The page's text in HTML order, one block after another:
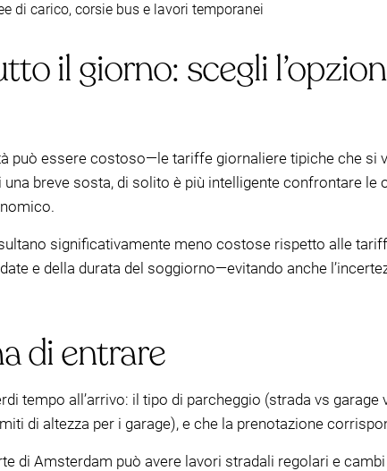
di carico, corsie bus e lavori temporanei
il giorno: scegli
può essere costoso—le tariffe giornaliere tipiche che si
una breve sosta, di solito è più intelligente confrontare le
significativamente meno costose rispetto alle
e della durata del soggiorno—evitando anche
di entrare
tempo all’arrivo: il tipo di parcheggio (strada vs garage
di altezza per i garage), e che la prenotazione
di Amsterdam può avere lavori stradali regolari e